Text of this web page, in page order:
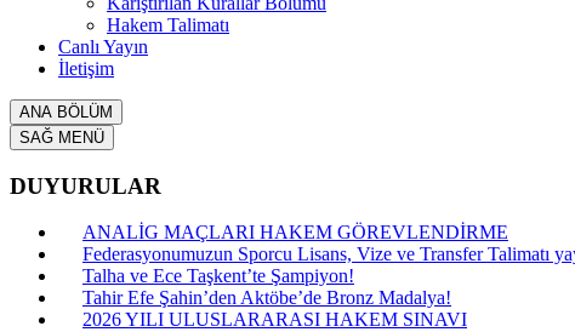
Hakem Talimatı
Canlı Yayın
İletişim
ANA BÖLÜM
SAĞ MENÜ
DUYURULAR
ANALİG MAÇLARI HAKEM GÖREVLENDİRME
Federasyonumuzun Sporcu Lisans, Vize ve Transfer Talimatı
Talha ve Ece Taşkent’te Şampiyon!
Tahir Efe Şahin’den Aktöbe’de Bronz Madalya!
2026 YILI ULUSLARARASI HAKEM SINAVI